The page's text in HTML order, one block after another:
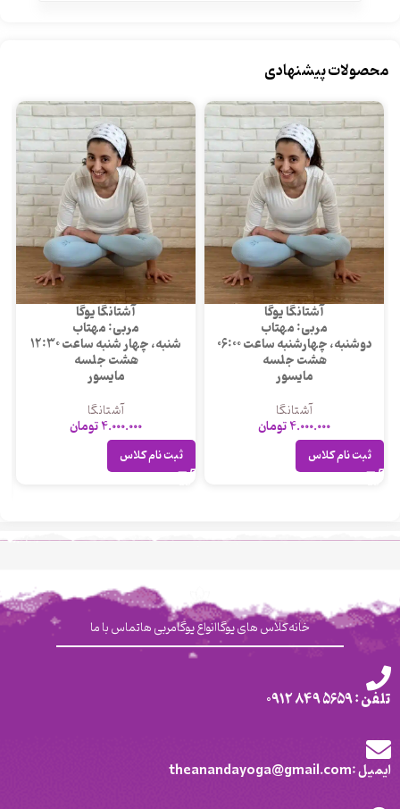
محصولات پیشنهادی
آشتانگا یوگا
مربی: مهتاب
دوشنبه، چهارشنبه ساعت 06:00
هشت جلسه
مایسور
آشتانگا
4.000.000تومان
ثبت نام کلاس
آشتانگا یوگا
مربی: مهتاب
شنبه، چهار شنبه ساعت 12:30
هشت جلسه
مایسور
آشتانگا
4.000.000تومان
ثبت نام کلاس
خانهکلاس های یوگاانواع یوگامربی هاتماس با ما
تلفن : 5659 849 0912
ایمیل :theanandayoga@gmail.com